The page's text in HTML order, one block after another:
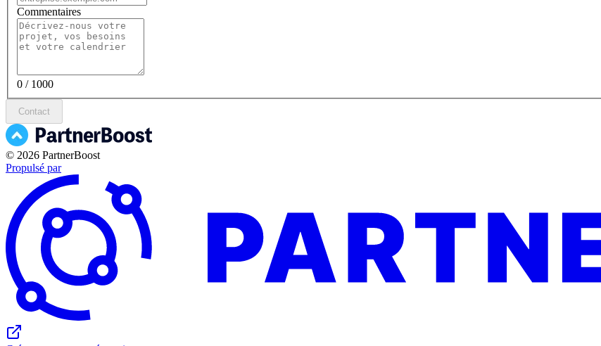
Commentaires
0 / 1000
Contact
© 2026 PartnerBoost
Propulsé par